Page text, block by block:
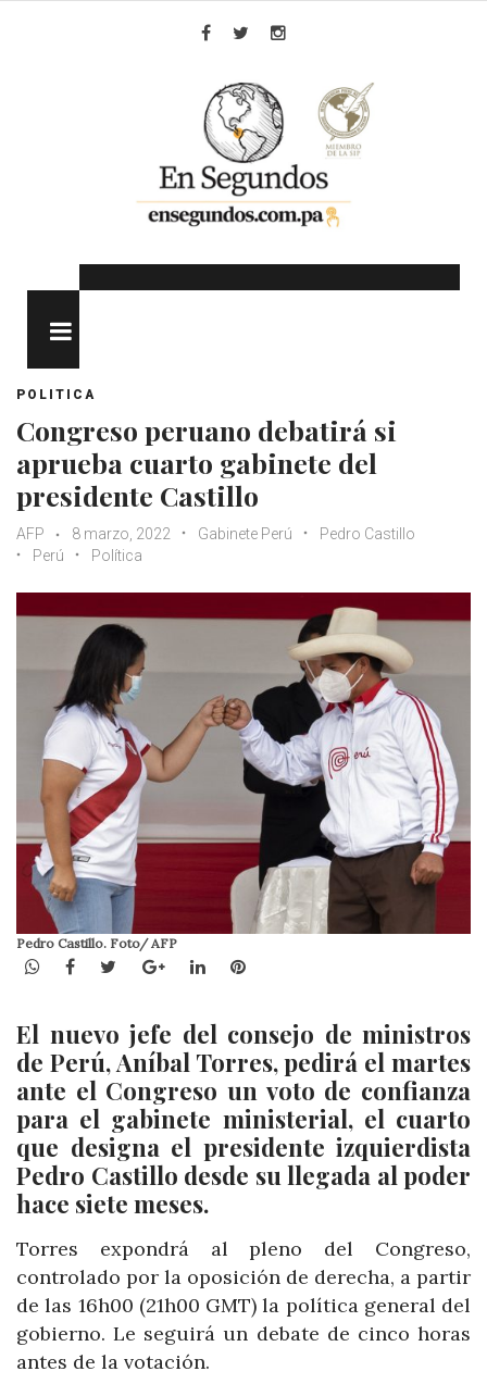
POLITICA
Congreso peruano debatirá si
aprueba cuarto gabinete del
presidente Castillo
AFP 8 marzo, 2022 Gabinete Perú
Pedro Castillo
Perú
Política
Pedro Castillo. Foto/ AFP
WhatsApp
Facebook
TwitterGoogle+LinkedInPinterest
El nuevo jefe del consejo de ministros
de Perú, Aníbal Torres, pedirá el martes
ante el Congreso un voto de confianza
para el gabinete ministerial, el cuarto
que designa el presidente izquierdista
Pedro Castillo desde su llegada al poder
hace siete meses.
Torres expondrá al pleno del Congreso,
controlado por la oposición de derecha, a partir
de las 16h00 (21h00 GMT) la política general del
gobierno. Le seguirá un debate de cinco horas
antes de la votación.